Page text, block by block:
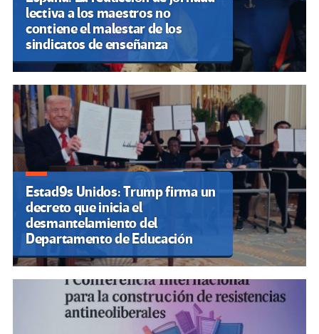
lectiva a los maestros no
contiene el malestar de los
sindicatos de enseñanza
Estad9s Unidos: Trump firma un
decreto que inicia el
desmantelamiento del
Departamento de Educación